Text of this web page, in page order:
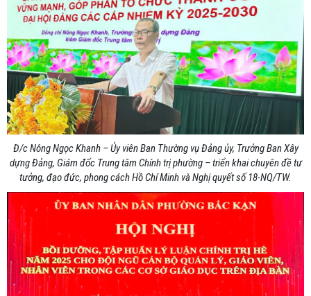
Đ/c Nông Ngọc Khanh – Ủy viên Ban Thường vụ Đảng ủy, Trưởng Ban Xây
dựng Đảng, Giám đốc Trung tâm Chính trị phường – triển khai chuyên đề tư
tưởng, đạo đức, phong cách Hồ Chí Minh và Nghị quyết số 18-NQ/TW.